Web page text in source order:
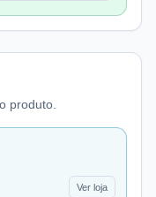
produto.
Ver loja